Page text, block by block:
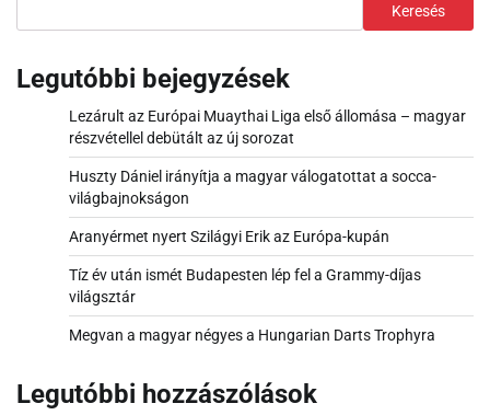
Keresés
Legutóbbi bejegyzések
Lezárult az Európai Muaythai Liga első állomása – magyar
részvétellel debütált az új sorozat
Huszty Dániel irányítja a magyar válogatottat a socca-
világbajnokságon
Aranyérmet nyert Szilágyi Erik az Európa-kupán
Tíz év után ismét Budapesten lép fel a Grammy-díjas
világsztár
Megvan a magyar négyes a Hungarian Darts Trophyra
Legutóbbi hozzászólások